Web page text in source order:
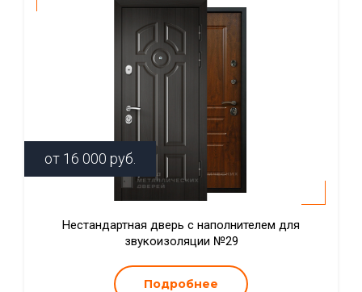
от 16 000 руб.
Нестандартная дверь с наполнителем для
звукоизоляции №29
Подробнее